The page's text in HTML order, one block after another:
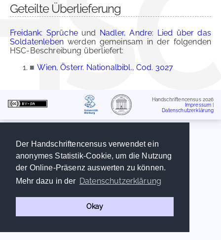
Der Handschriftencensus verwendet ein
anonymes Statistik-Cookie, um die Nutzung
der Online-Präsenz auswerten zu können.
Mehr dazu in der Datenschutzerklärung
Okay
Geteilte Überlieferung
Freidank: Sprücheund Nadler, Andre: Lied über das
Soldatenleben werden gemeinsam in der folgenden
HSC-Beschreibung überliefert:
■ Wien, Österr. Nationalbibl., Cod. 3027
Handschriftencensus 2026
Impressum
Datenschutzerklärung